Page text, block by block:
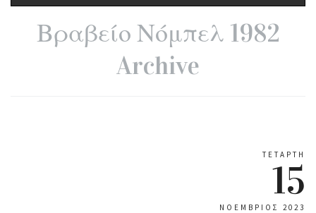
Βραβείο Νόμπελ 1982
Archive
ΤΕΤΆΡΤΗ
15
ΝΟΈΜΒΡΙΟΣ 2023